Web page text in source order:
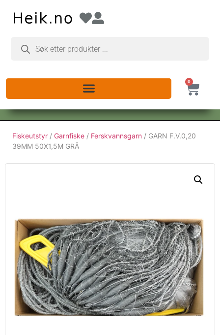
0
Fiskeutstyr / Garnfiske / Ferskvannsgarn / GARN F.V.0,20
39MM 50X1,5M GRÅ